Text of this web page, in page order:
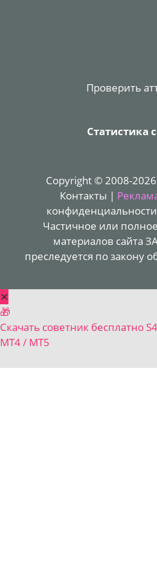
Проверить
Статистика
Copyright © 2008-2026
Контакты |
конфиденциальности
Частичное или
материалов сайта
преследуется по закону
✕
🎁
Скачать советник бесплатно
MT4 / MT5